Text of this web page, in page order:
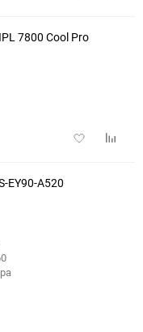
7800 Cool Pro
Добавить
EY90-A520